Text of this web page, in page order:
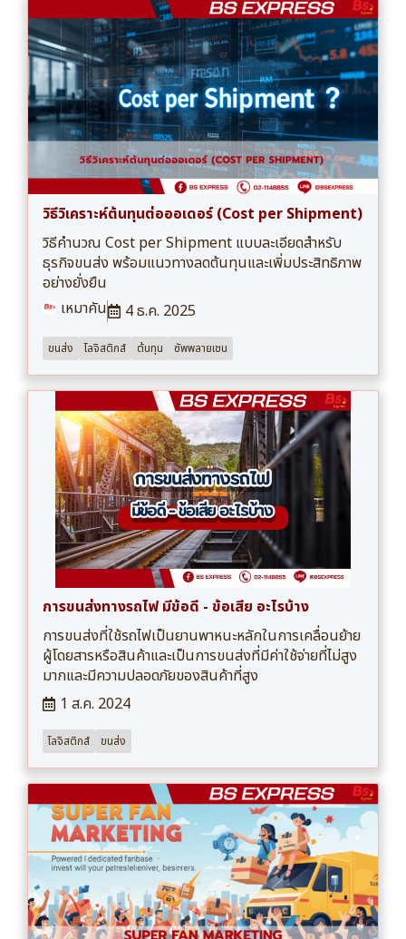
วิธีวิเคราะห์ต้นทุนต่อออเดอร์ (Cost per Shipment)
วิธีคำนวณ Cost per Shipment แบบละเอียดสำหรับ
ธุรกิจขนส่ง พร้อมแนวทางลดต้นทุนและเพิ่มประสิทธิภาพ
อย่างยั่งยืน
เหมาคัน
4 ธ.ค. 2025
ขนส่ง โลจิสติกส์ ต้นทุน ซัพพลายเชน
การขนส่งทางรถไฟ มีข้อดี - ข้อเสีย อะไรบ้าง
การขนส่งที่ใช้รถไฟเป็นยานพาหนะหลักในการเคลื่อนย้าย
ผู้โดยสารหรือสินค้าและเป็นการขนส่งที่มีค่าใช้จ่ายที่ไม่สูง
มากและมีความปลอดภัยของสินค้าที่สูง
1 ส.ค. 2024
โลจิสติกส์ ขนส่ง